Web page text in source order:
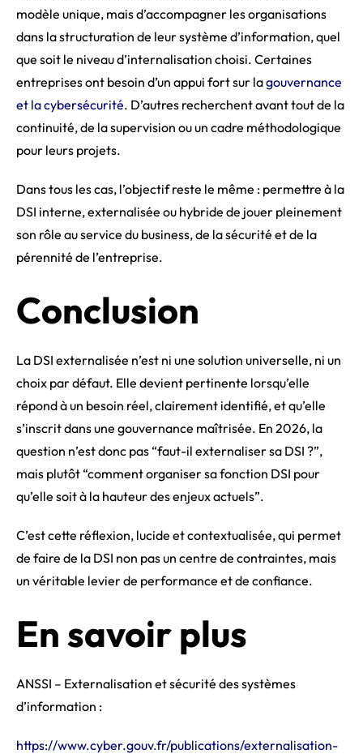
modèle unique, mais d’accompagner les organisations
dans la structuration de leur système d’information, quel
que soit le niveau d’internalisation choisi. Certaines
entreprises ont besoin d’un appui fort sur lagouvernance
et la cybersécurité. D’autres recherchent avant tout de la
continuité, de la supervision ou un cadre méthodologique
pour leurs projets.
Dans tous les cas, l’objectif reste le même : permettre à la
DSI interne, externalisée ou hybride de jouer pleinement
son rôle au service du business, de la sécurité et de la
pérennité de l’entreprise.
Conclusion
La DSI externalisée n’est ni une solution universelle, ni un
choix par défaut. Elle devient pertinente lorsqu’elle
répond à un besoin réel, clairement identifié, et qu’elle
s’inscrit dans une gouvernance maîtrisée. En 2026, la
question n’est donc pas “faut-il externaliser sa DSI ?”,
mais plutôt “comment organiser sa fonction DSI pour
qu’elle soit à la hauteur des enjeux actuels”.
C’est cette réflexion, lucide et contextualisée, qui permet
de faire de la DSI non pas un centre de contraintes, mais
un véritable levier de performance et de confiance.
En savoir plus
ANSSI – Externalisation et sécurité des systèmes
d’information :
https://www.cyber.gouv.fr/publications/externalisation-